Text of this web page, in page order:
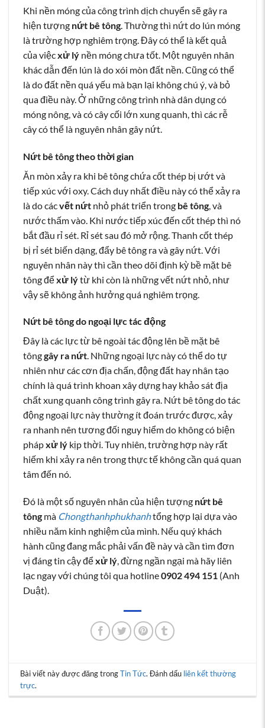
Khi nền móng của công trình dịch chuyển sẽ gây ra
hiện tượng nứt bê tông. Thường thì nứt do lún móng
là trường hợp nghiêm trọng. Đây có thể là kết quả
của việcxử lý nền móng chưa tốt. Một nguyên nhân
khác dẫn đến lún là do xói mòn đất nền. Cũng có thể
là do đất nền quá yếu mà bạn lại không chú ý, và bỏ
qua điều này. Ở những công trình nhà dân dụng có
móng nông, và có cây cối lớn xung quanh, thì các rễ
cây có thể là nguyên nhân gây nứt.
Nứt bê tông theo thời gian
Ăn mòn xảy ra khi bê tông chứa cốt thép bị ướt và
tiếp xúc với oxy. Cách duy nhất điều này có thể xảy ra
là do cácvết nứt nhỏ phát triển trong bê tông , và
nước thấm vào. Khi nước tiếp xúc đến cốt thép thì nó
bắt đầu rỉ sét. Rỉ sét sau đó mở rộng. Thanh cốt thép
bị rỉ sét biến dạng, đẩy bê tông ra và gây nứt. Với
nguyên nhân này thì cần theo dõi định kỳ bề mặt bê
tông đểxử lýtừ khi còn là những vết nứt nhỏ, như
vậy sẽ không ảnh hưởng quá nghiêm trọng.
Nứt bê tông do ngoại lực tác động
Đây là các lực từ bê ngoài tác động lên bề mặt bê
tônggây ra nứt. Những ngoại lực này có thể do tự
nhiên như các cơn địa chấn, động đất hay nhân tạo
chính là quá trình khoan xây dựng hay khảo sát địa
chất xung quanh công trình gây ra. Nứt bê tông do tác
động ngoại lực này thường ít đoán trước được, xảy
ra nhanh nên tương đối nguy hiểm do không có biện
phápxử lý kịp thời. Tuy nhiên, trường hợp này rất
hiếm khi xảy ra nên trong thực tế không cần quá quan
tâm đến nó.
Đó là một số nguyên nhân của hiện tượng nứt bê
tông mà Chongthanhphukhanhtổng hợp lại dựa vào
nhiều năm kinh nghiệm của mình. Nếu quý khách
hành cũng đang mắc phải vấn đề này và cần tìm đơn
vị đáng tin cậy đểxử lý, đừng ngần ngại mà hãy liên
lạc ngay với chúng tôi qua hotline0902 494 151 (Anh
Duật).
Bài viết này được đăng trongTin Tức. Đánh dấu liên kết thường
trực.